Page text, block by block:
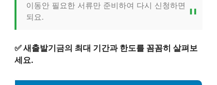
이동안 필요한 서류만 준비하여 다시 신청하면
되요.
✅새출발기금의 최대 기간과 한도를 꼼꼼히 살펴보
세요.